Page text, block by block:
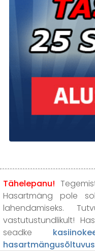
Tähelepanu!
Hasartmäng pole
lahendamiseks.
vastutustundlikult!
seadke